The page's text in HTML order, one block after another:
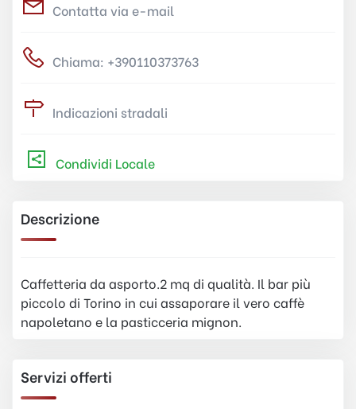
Contatta via e-mail
Chiama: +390110373763
Indicazioni stradali
Condividi Locale
Descrizione
Caffetteria da asporto.2 mq di qualità. Il bar più
piccolo di Torino in cui assaporare il vero caffè
napoletano e la pasticceria mignon.
Servizi offerti